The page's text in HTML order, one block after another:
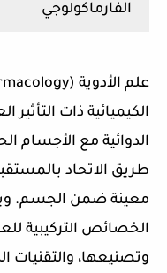
الفارماكولوجي
الكيميائية ذات
الدوائية مع الأجسام
طريق الاتحاد
معينة ضمن الجسم.
الخصائص التركيبية
وتصنيعها، والتقنيات